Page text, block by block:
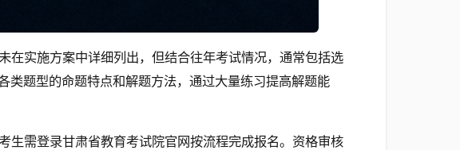
在实施方案中详细列出，但结合往年考试情况，通常包括选
类题型的命题特点和解题方法，通过大量练习提高解题能
需登录甘肃省教育考试院官网按流程完成报名。资格审核